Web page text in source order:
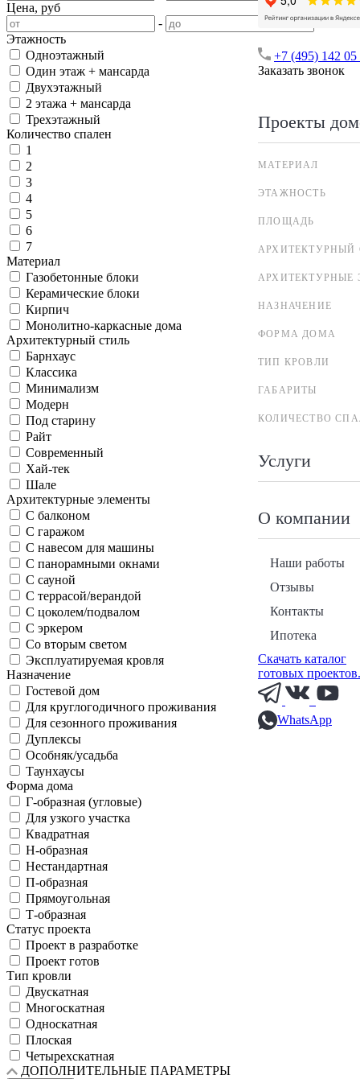
+7 (495) 142 05
Заказать звонок
Проекты
МАТЕРИАЛ
ЭТАЖНОСТЬ
ПЛОЩАДЬ
АРХИТЕКТУРНЫЙ
АРХИТЕКТУРНЫЕ
НАЗНАЧЕНИЕ
ФОРМА ДОМА
ТИП КРОВЛИ
ГАБАРИТЫ
КОЛИЧЕСТВО
Услуги
О компании
Наши работы
Отзывы
Контакты
Ипотека
Скачать каталог
готовых
WhatsApp
Цена, руб
-
Этажность
Одноэтажный
Один этаж + мансарда
Двухэтажный
2 этажа + мансарда
Трехэтажный
Количество спален
1
2
3
4
5
6
7
Материал
Газобетонные блоки
Керамические блоки
Кирпич
Монолитно-каркасные дома
Архитектурный стиль
Барнхаус
Классика
Минимализм
Модерн
Под старину
Райт
Современный
Хай-тек
Шале
Архитектурные элементы
С балконом
С гаражом
С навесом для машины
С панорамными окнами
С сауной
С террасой/верандой
С цоколем/подвалом
С эркером
Со вторым светом
Эксплуатируемая кровля
Назначение
Гостевой дом
Для круглогодичного проживания
Для сезонного проживания
Дуплексы
Особняк/усадьба
Таунхаусы
Форма дома
Г-образная (угловые)
Для узкого участка
Квадратная
Н-образная
Нестандартная
П-образная
Прямоугольная
Т-образная
Статус проекта
Проект в разработке
Проект готов
Тип кровли
Двускатная
Многоскатная
Односкатная
Плоская
Четырехскатная
ДОПОЛНИТЕЛЬНЫЕ ПАРАМЕТРЫ